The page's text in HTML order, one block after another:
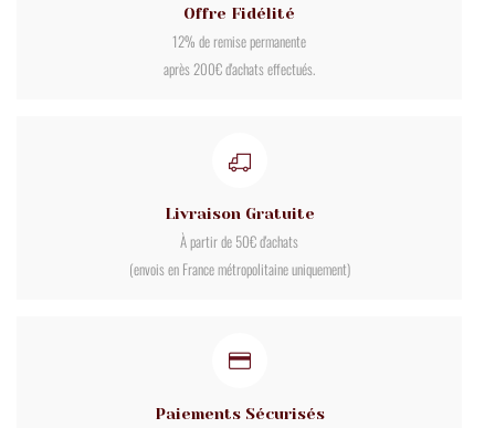
Offre Fidélité
12% de remise permanente
après 200€ d'achats effectués.
Livraison Gratuite
À partir de 50€ d'achats
(envois en France métropolitaine uniquement)
Paiements Sécurisés